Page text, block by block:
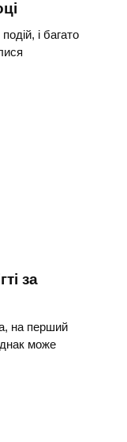
і багато
за
на перший
може